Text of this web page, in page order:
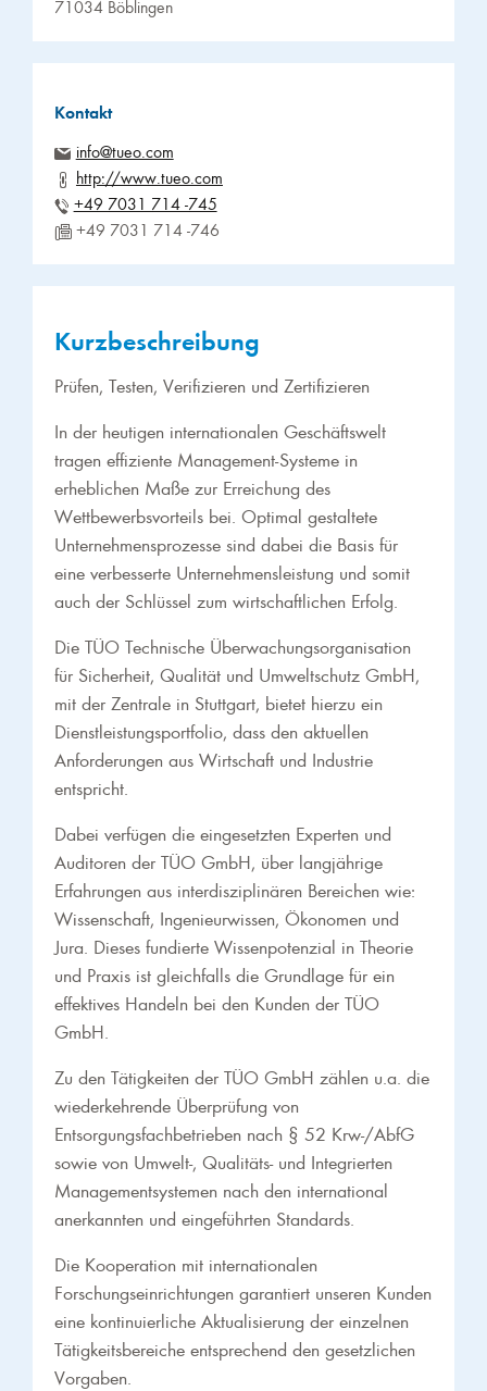
71034 Böblingen
Kontakt
info@tueo.com
http://www.tueo.com
+49 7031 714 -745
+49 7031 714 -746
Kurzbeschreibung
Prüfen, Testen, Verifizieren und Zertifizieren
In der heutigen internationalen Geschäftswelt
tragen effiziente Management-Systeme in
erheblichen Maße zur Erreichung des
Wettbewerbsvorteils bei. Optimal gestaltete
Unternehmensprozesse sind dabei die Basis für
eine verbesserte Unternehmensleistung und somit
auch der Schlüssel zum wirtschaftlichen Erfolg.
Die TÜO Technische Überwachungsorganisation
für Sicherheit, Qualität und Umweltschutz GmbH,
mit der Zentrale in Stuttgart, bietet hierzu ein
Dienstleistungsportfolio, dass den aktuellen
Anforderungen aus Wirtschaft und Industrie
entspricht.
Dabei verfügen die eingesetzten Experten und
Auditoren der TÜO GmbH, über langjährige
Erfahrungen aus interdisziplinären Bereichen wie:
Wissenschaft, Ingenieurwissen, Ökonomen und
Jura. Dieses fundierte Wissenpotenzial in Theorie
und Praxis ist gleichfalls die Grundlage für ein
effektives Handeln bei den Kunden der TÜO
GmbH.
Zu den Tätigkeiten der TÜO GmbH zählen u.a. die
wiederkehrende Überprüfung von
Entsorgungsfachbetrieben nach § 52 Krw-/AbfG
sowie von Umwelt-, Qualitäts- und Integrierten
Managementsystemen nach den international
anerkannten und eingeführten Standards.
Die Kooperation mit internationalen
Forschungseinrichtungen garantiert unseren Kunden
eine kontinuierliche Aktualisierung der einzelnen
Tätigkeitsbereiche entsprechend den gesetzlichen
Vorgaben.